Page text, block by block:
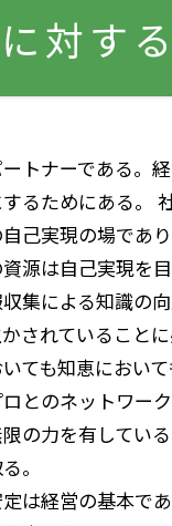
対す
トナーである。
るためにある。
己実現の場であ
源は自己実現を
集による知識の
されていること
ても知恵におい
とのネットワー
の力を有してい
。
は経営の基本で